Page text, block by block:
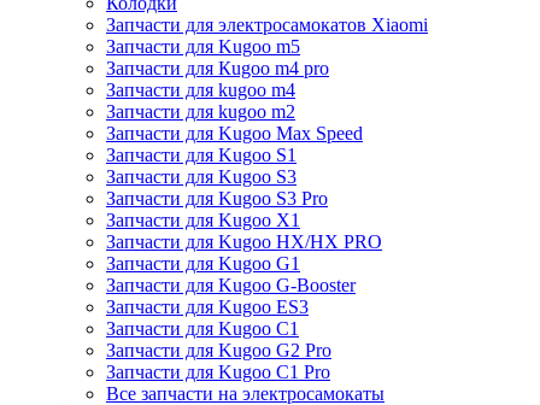
Запчасти для электросамокатов Xiaomi
Запчасти для Kugoo m5
Запчасти для Кugoo m4 pro
Запчасти для kugoo m4
Запчасти для kugoo m2
Запчасти для Kugoo Max Speed
Запчасти для Kugoo S1
Запчасти для Kugoo S3
Запчасти для Kugoo S3 Pro
Запчасти для Kugoo X1
Запчасти для Kugoo HX/HX PRO
Запчасти для Kugoo G1
Запчасти для Kugoo G-Booster
Запчасти для Kugoo ES3
Запчасти для Kugoo C1
Запчасти для Kugoo G2 Pro
Запчасти для Kugoo C1 Pro
Все запчасти на электросамокаты